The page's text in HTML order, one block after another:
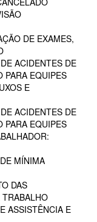
DE EXAMES,
ACIDENTES DE
PARA EQUIPES
E
ACIDENTES DE
PARA EQUIPES
MÍNIMA
DAS
ASSISTÊNCIA E